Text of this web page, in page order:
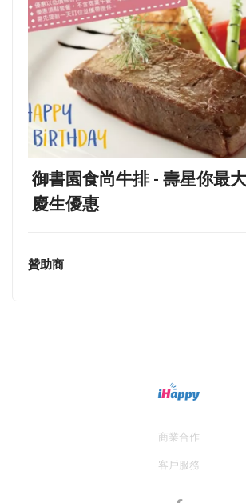
御書園食尚牛排 - 壽星你最
慶生優惠
贊助商
商業合作
客戶服務